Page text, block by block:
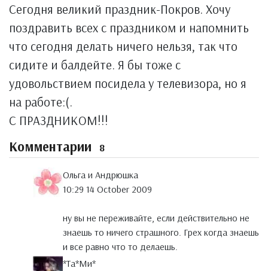
Сегодня великий праздник-Покров. Хочу
поздравить всех с праздником и напомнить
что сегодня делать ничего нельзя, так что
сидите и балдейте. Я бы тоже с
удовольствием посидела у телевизора, но я
на работе:(.
С ПРАЗДНИКОМ!!!
Комментарии 8
Ольга и Андрюшка
10:29 14 October 2009
ну вы не переживайте, если действительно не
знаешь то ничего страшного. Грех когда знаешь
и все равно что то делаешь.
*Тa*Ми*